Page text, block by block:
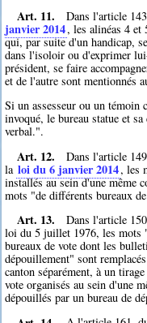
Art. 11. Dans l'article
janvier 2014, les alinéas 4
qui, par suite d'un handicap,
dans l'isoloir ou d'exprimer
président, se faire
et de l'autre sont mentionnés
Si un assesseur ou un témoin
invoqué, le bureau statue et
verbal.".
Art. 12.
Dans l'article
la loi du 6 janvier 2014, les
installés au sein d'une même
mots "de différents bureaux
Art. 13.
Dans l'article
loi du 5 juillet 1976, les mots
bureaux de vote dont les
dépouillement" sont
canton séparément, à un
vote organisés au sein d'une
dépouillés par un bureau de